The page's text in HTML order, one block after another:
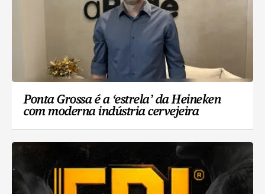
Ponta Grossa é a ‘estrela’ da Heineken
com moderna indústria cervejeira